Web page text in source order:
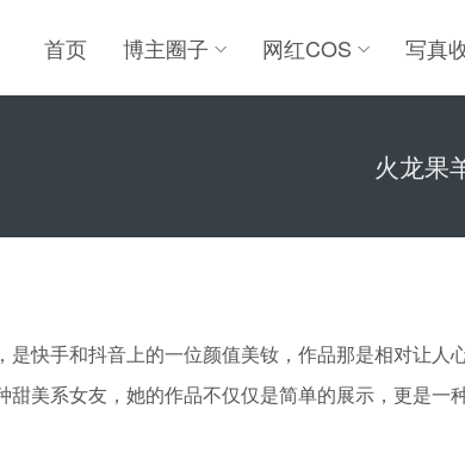
首页 博主圈子 网红COS 写真
火龙果
是快手和抖音上的一位颜值美钕，作品那是相对让人
甜美系女友，她的作品不仅仅是简单的展示，更是